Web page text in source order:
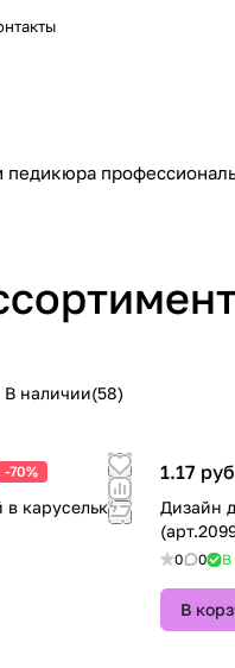
В наличии(58)
-70%
в карусельке
1.17
Дизайн для
0 0 В
В